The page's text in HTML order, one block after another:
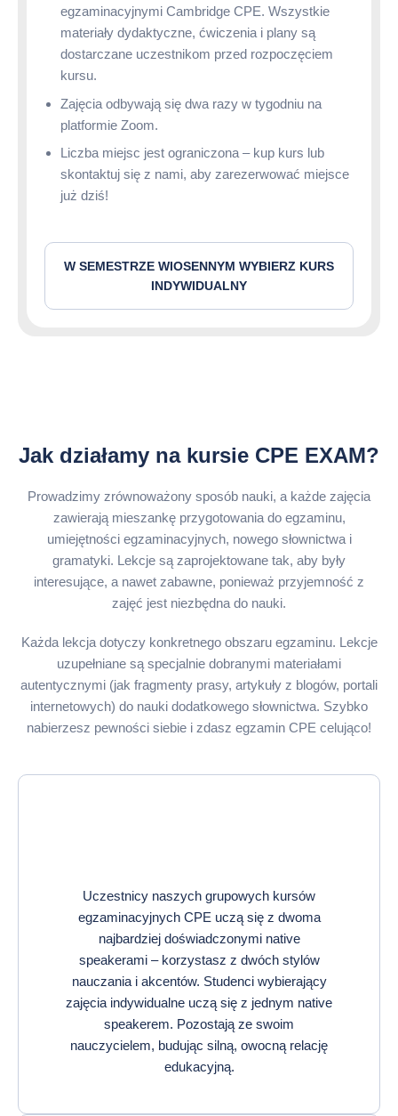
egzaminacyjnymi Cambridge CPE. Wszystkie
materiały dydaktyczne, ćwiczenia i plany są
dostarczane uczestnikom przed rozpoczęciem
kursu.
Zajęcia odbywają się dwa razy w tygodniu na
platformie Zoom.
Liczba miejsc jest ograniczona – kup kurs lub
skontaktuj się z nami, aby zarezerwować miejsce
już dziś!
W SEMESTRZE WIOSENNYM WYBIERZ KURS
INDYWIDUALNY
Jak działamy na kursie CPE EXAM?
Prowadzimy zrównoważony sposób nauki, a każde zajęcia
zawierają mieszankę przygotowania do egzaminu,
umiejętności egzaminacyjnych, nowego słownictwa i
gramatyki. Lekcje są zaprojektowane tak, aby były
interesujące, a nawet zabawne, ponieważ przyjemność z
zajęć jest niezbędna do nauki.
Każda lekcja dotyczy konkretnego obszaru egzaminu. Lekcje
uzupełniane są specjalnie dobranymi materiałami
autentycznymi (jak fragmenty prasy, artykuły z blogów, portali
internetowych) do nauki dodatkowego słownictwa. Szybko
nabierzesz pewności siebie i zdasz egzamin CPE celująco!
Uczestnicy naszych grupowych kursów
egzaminacyjnych CPE uczą się z dwoma
najbardziej doświadczonymi native
speakerami – korzystasz z dwóch stylów
nauczania i akcentów. Studenci wybierający
zajęcia indywidualne uczą się z jednym native
speakerem. Pozostają ze swoim
nauczycielem, budując silną, owocną relację
edukacyjną.